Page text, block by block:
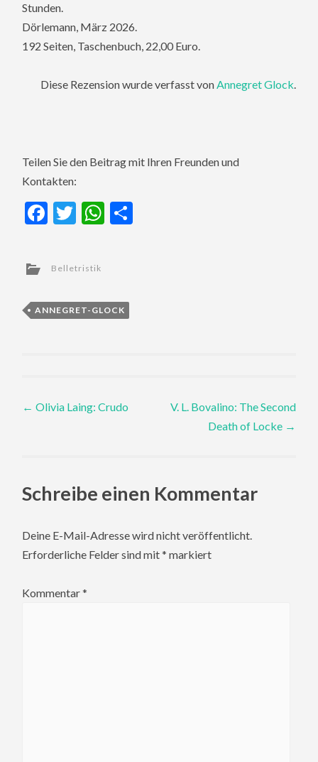
Stunden.
Dörlemann, März 2026.
192 Seiten, Taschenbuch, 22,00 Euro.
Diese Rezension wurde verfasst vonAnnegret Glock.
Teilen Sie den Beitrag mit Ihren Freunden und
Kontakten:
Facebook
TwitterWhatsApp
Belletristik
ANNEGRET-GLOCK
Post
← Olivia Laing: Crudo
V. L. Bovalino: The Second
Death of Locke →
Schreibe einen Kommentar
Deine E-Mail-Adresse wird nicht veröffentlicht.
Erforderliche Felder sind mit* markiert
Kommentar*